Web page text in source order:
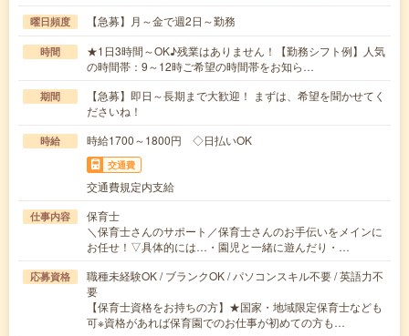
曜日頻度 【急募】月～金で週2日～勤務
時間
★1日3時間～OK♪残業はありません！【勤務シフト例】人気
の時間帯：9～12時ご希望の時間帯をお知ら…
期間
【急募】即日～長期まで大歓迎！ まずは、希望を聞かせてく
ださいね！
時給 時給1700～1800円 ◇日払いOK
交通費
交通費規定内支給
仕事内容
保育士
＼保育士さんのサポート／保育士さんのお手伝いをメインに
お任せ！▽具体的には…・園児と一緒に遊んだり・…
応募資格
職種未経験OK / ブランクOK / パソコンスキル不要 / 英語力不
要
【保育士資格をお持ちの方】★国家・地域限定保育士なども
可※資格があれば保育園でのお仕事が初めての方も…